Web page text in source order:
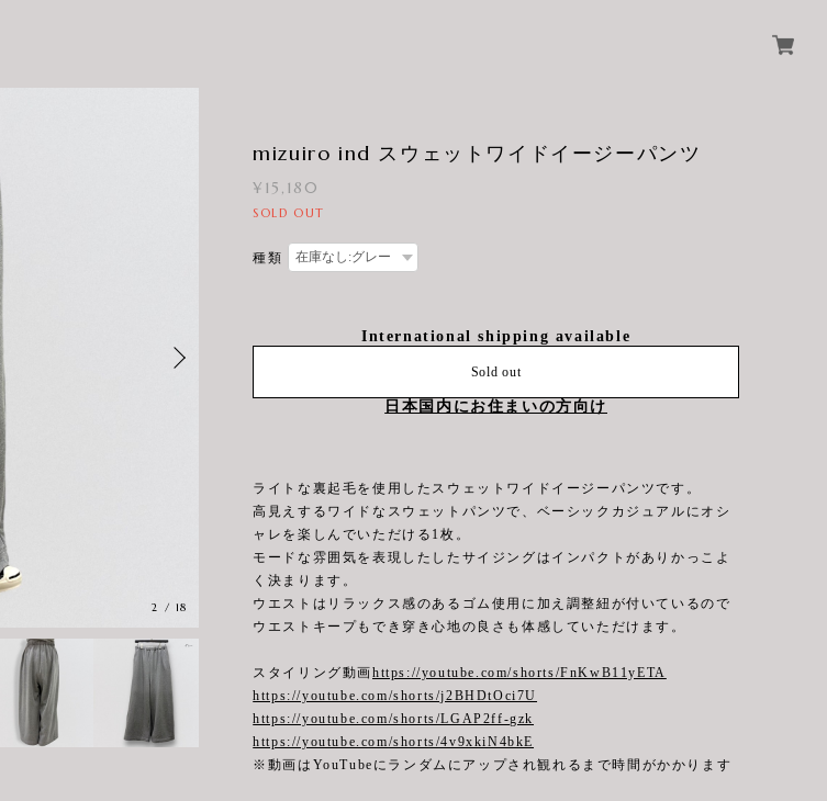
3 / 18
mizuiro ind スウェットワイドイージーパンツ
¥15,180
SOLD OUT
種類
International shipping available
Sold out
日本国内にお住まいの方向け
ライトな裏起毛を使用したスウェットワイドイージーパンツです。
高見えするワイドなスウェットパンツで、ベーシックカジュアルにオシ
ャレを楽しんでいただける1枚。
モードな雰囲気を表現したしたサイジングはインパクトがありかっこよ
く決まります。
ウエストはリラックス感のあるゴム使用に加え調整紐が付いているので
ウエストキープもでき穿き心地の良さも体感していただけます。
スタイリング動画https://youtube.com/shorts/FnKwB11yETA
https://youtube.com/shorts/j2BHDtOci7U
https://youtube.com/shorts/LGAP2ff-gzk
https://youtube.com/shorts/4v9xkiN4bkE
※動画はYouTubeにランダムにアップされ観れるまで時間がかかります